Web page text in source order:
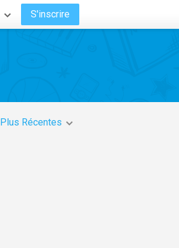
S'inscrire
Plus Récentes